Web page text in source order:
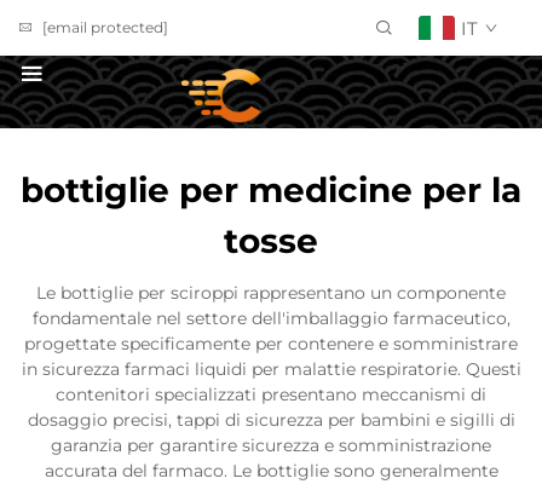
[email protected] IT
bottiglie per medicine per la
tosse
Le bottiglie per sciroppi rappresentano un componente
fondamentale nel settore dell'imballaggio farmaceutico,
progettate specificamente per contenere e somministrare
in sicurezza farmaci liquidi per malattie respiratorie. Questi
contenitori specializzati presentano meccanismi di
dosaggio precisi, tappi di sicurezza per bambini e sigilli di
garanzia per garantire sicurezza e somministrazione
accurata del farmaco. Le bottiglie sono generalmente